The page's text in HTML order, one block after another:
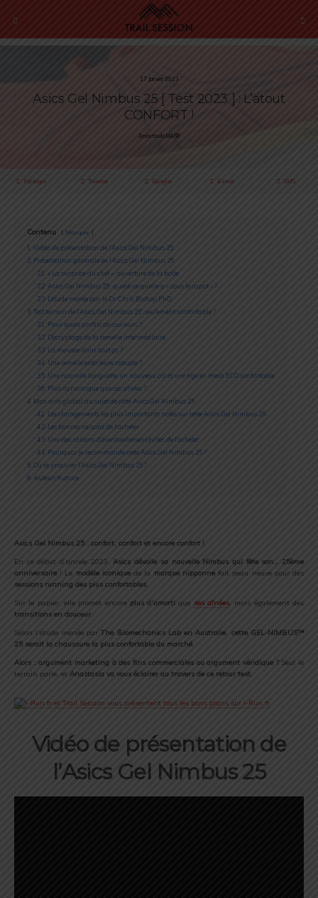
17 Janvier 2023
Asics Gel Nimbus 25 [ Test 2023 ] : L’atout
CONFORT !
Anastasiia MASIP
Partager Tweeter Épingler E-mail SMS
Contenu Masquer
1 Vidéo de présentation de l’Asics Gel Nimbus 25
2 Présentation générale de l’Asics Gel Nimbus 25
2.1 « La surprise du chef » : ouverture de la boîte
2.2 Asics Gel Nimbus 25 : qu’est-ce qu’elle a « sous le capot » ?
2.3 L’étude menée par le Dr Chris Bishop PhD
3 Test terrain de l’Asics Gel Nimbus 25 : seulement confortable ?
3.1
Pour quels profils de coureurs ?
3.2 Décryptage de la semelle intermédiaire
3.3 La mousse dans tout ça ?
3.4 Une semelle extérieure robuste ?
3.5 Une nouvelle languette, un nouveau col et une tige en mesh ECO confortable
3.6 Plus dynamique que ses aînées ?
4 Mon avis global au sujet de cette Asics Gel Nimbus 25
4.1
Les changements les plus importants notés sur cette Asics Gel Nimbus 25
4.2 Les bonnes raisons de l’acheter
4.3 Une des raisons d’éventuellement éviter de l’acheter
4.4 Pourquoi je recommande cette Asics Gel Nimbus 25 ?
5 Où se procurer l’Asics Gel Nimbus 25 ?
6 Auteur/Autrice
Asics Gel Nimbus 25 : confort, confort et encore confort !
En ce début d’année 2023,Asics dévoile sa nouvelle Nimbus qui fête son… 25ème
anniversaire ! Le modèle iconiquede la marque nipponnefait peau neuve pour des
sessions running des plus confortables.
Sur le papier, elle promet encore plus d’amorti que ses aînées, mais également des
transitions en douceur.
Selon l’étude menée parThe Biomechanics Lab en Australie, cette GEL-NIMBUS™
25 serait la chaussure la plus confortable du marché.
Alors : argument marketing à des fins commerciales ou argument véridique ?Seul le
terrain parle, et Anastasia va vous éclairer au travers de ce retour test.
Vidéo de présentation de
l’Asics Gel Nimbus 25